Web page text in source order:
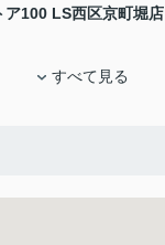
ア100 LS西区京町堀店
すべて見る